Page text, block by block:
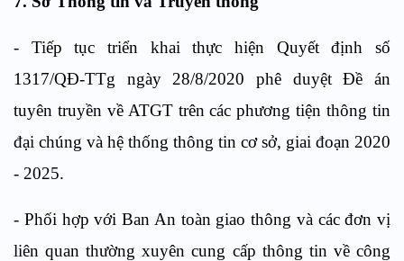
- Tiếp tục triển khai thực hiện Quyết định số
1317/QĐ-TTg ngày 28/8/2020 phê duyệt Đề án
tuyên truyền về ATGT trên các phương tiện thông tin
đại chúng và hệ thống thông tin cơ sở, giai đoạn 2020
- 2025.
- Phối hợp với Ban An toàn giao thông và các đơn vị
liên quan thường xuyên cung cấp thông tin về công